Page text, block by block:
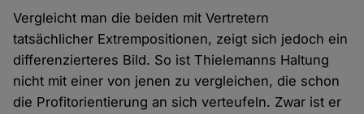
Vergleicht man die beiden mit Vertretern
tatsächlicher Extrempositionen, zeigt sich jedoch ein
differenzierteres Bild. So ist Thielemanns Haltung
nicht mit einer von jenen zu vergleichen, die schon
die Profitorientierung an sich verteufeln. Zwar ist er